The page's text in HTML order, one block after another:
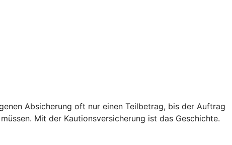
Absicherung oft nur einen Teilbetrag, bis der Auftrag
Mit der Kautionsversicherung ist das Geschichte.